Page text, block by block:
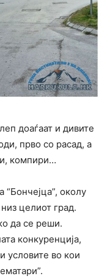
доаѓаат и дивите
прво со расад, а
компири…
“Бончејца”, околу
целиот град.
да се реши.
конкуренција,
условите во кои